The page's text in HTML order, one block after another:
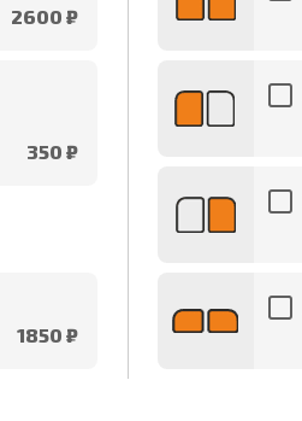
2600 ₽
350 ₽
1850 ₽